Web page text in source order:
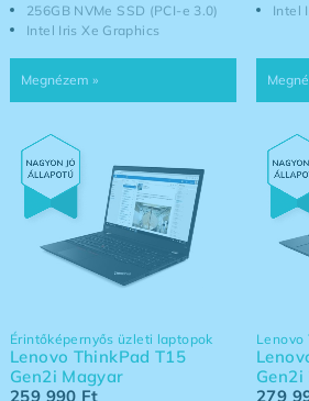
256GB NVMe SSD (PCI-e 3.0)
Intel Iris Xe Graphics
Intel
Érintőképernyős üzleti laptopok
Lenovo ThinkPad T15
Gen2i Magyar
259 990 Ft
Lenovo
Gen2i
279